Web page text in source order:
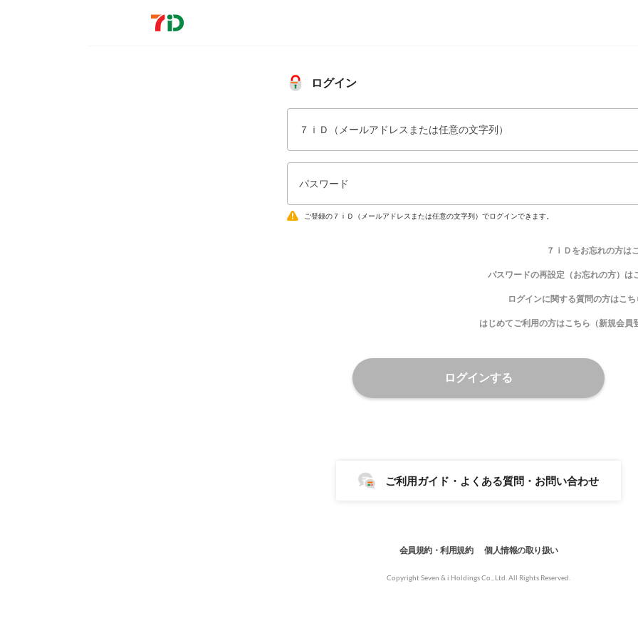
ログイン
７ｉＤ（メールアドレスまたは任意の文字列）
パスワード
ご登録の７ｉＤ（メールアドレスまたは任意の文字列）でログインできます。
７ｉＤをお忘れの方は
パスワードの再設定（お忘れの方）は
ログインに関する質問の方はこち
はじめてご利用の方はこちら（新規会員
ログインする
ご利用ガイド・よくある質問・お問い合わせ
会員規約・利用規約 個人情報の取り扱い
Copyright Seven & i Holdings Co., Ltd. All Rights Reserved.